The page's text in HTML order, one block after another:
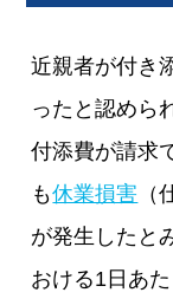
近親者が付き
ったと認めら
付添費が請求
も休業損害
が発生したと
おける1日あ